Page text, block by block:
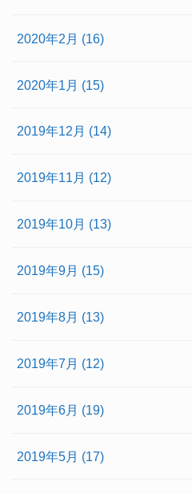
2020年2月 (16)
2020年1月 (15)
2019年12月 (14)
2019年11月 (12)
2019年10月 (13)
2019年9月 (15)
2019年8月 (13)
2019年7月 (12)
2019年6月 (19)
2019年5月 (17)